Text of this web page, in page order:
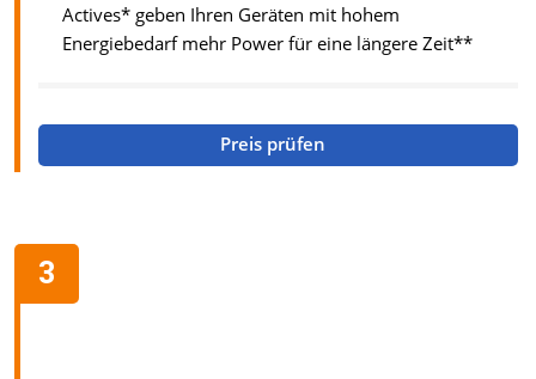
Actives* geben Ihren Geräten mit hohem
Energiebedarf mehr Power für eine längere Zeit**
Preis prüfen